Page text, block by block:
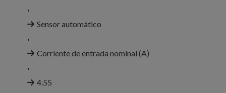
'
Sensor automático
'
Corriente de entrada nominal (A)
'
4.55